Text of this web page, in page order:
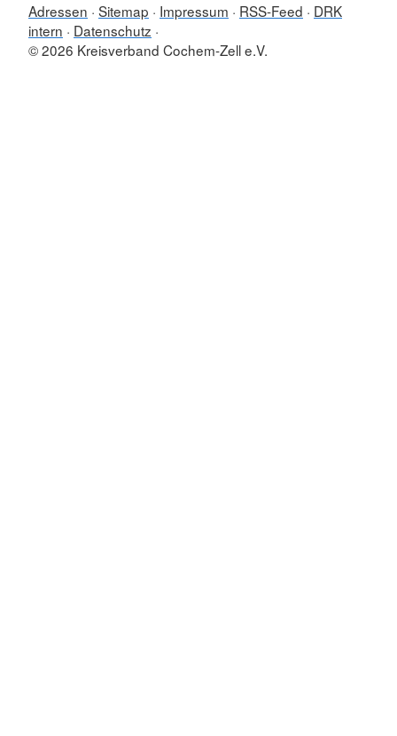
Adressen Sitemap Impressum RSS-Feed
DRK
intern
Datenschutz
© 2026 Kreisverband Cochem-Zell e.V.